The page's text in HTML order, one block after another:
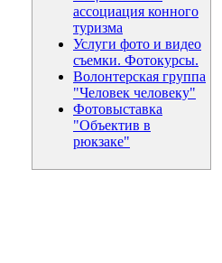
ассоциация конного
туризма
Услуги фото и видео
съемки. Фотокурсы.
Волонтерская группа
"Человек человеку"
Фотовыставка
"Объектив в
рюкзаке"